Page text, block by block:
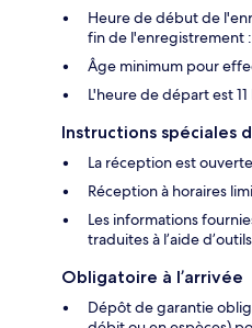
Heure de début de
fin de l'enregistrement
Âge minimum pour
L'heure de départ est
Instructions spéciales
La réception est
Réception à horaires
Les informations
traduites à l’aide
Obligatoire à l’arrivée
Dépôt de garantie